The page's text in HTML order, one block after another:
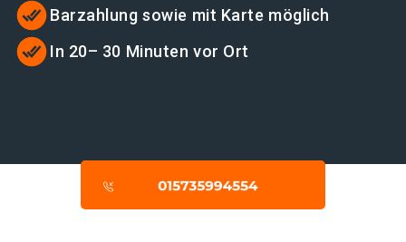
Barzahlung sowie mit Karte möglich
In 20– 30 Minuten vor Ort